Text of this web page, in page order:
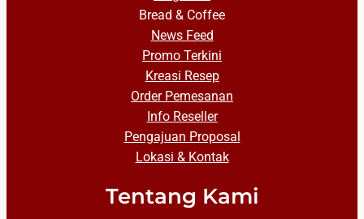
Bread & Coffee
News Feed
Promo Terkini
Kreasi Resep
Order Pemesanan
Info Reseller
Pengajuan Proposal
Lokasi & Kontak
Tentang Kami